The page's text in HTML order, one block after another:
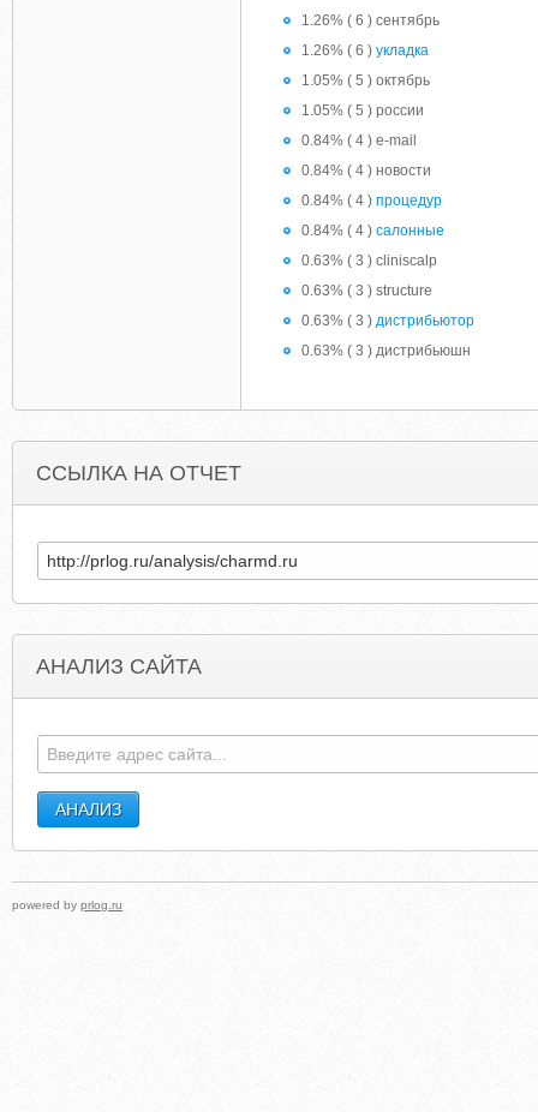
1.26% ( 6 ) сентябрь
1.26% ( 6 ) укладка
1.05% ( 5 ) октябрь
1.05% ( 5 ) россии
0.84% ( 4 ) e-mail
0.84% ( 4 ) новости
0.84% ( 4 ) процедур
0.84% ( 4 ) салонные
0.63% ( 3 ) cliniscalp
0.63% ( 3 ) structure
0.63% ( 3 ) дистрибьютор
0.63% ( 3 ) дистрибьюшн
ССЫЛКА НА ОТЧЕТ
АНАЛИЗ САЙТА
powered by prlog.ru